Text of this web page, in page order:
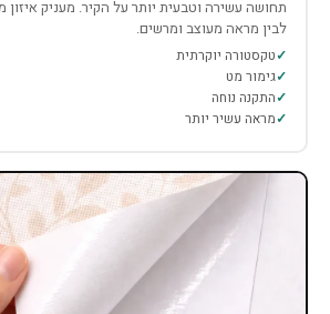
תחושה עשירה וטבעית יותר על הקיר. מעניק איזון
לבין מראה מעוצב ומרשים.
טקסטורה יוקרתית
גימור מט
התקנה נוחה
מראה עשיר יותר